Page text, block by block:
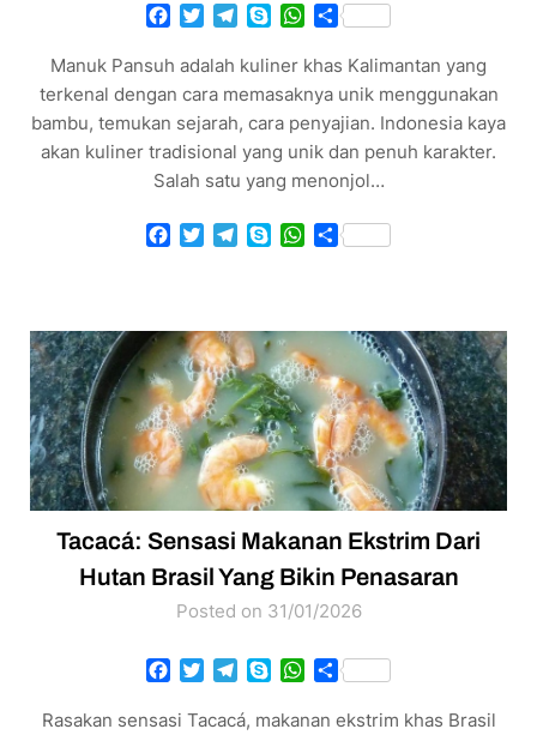
Facebook
TwitterTelegram
SkypeWhatsApp
Share
Manuk Pansuh adalah kuliner khas Kalimantan yang
terkenal dengan cara memasaknya unik menggunakan
bambu, temukan sejarah, cara penyajian. Indonesia kaya
akan kuliner tradisional yang unik dan penuh karakter.
Salah satu yang menonjol…
Facebook
TwitterTelegram
SkypeWhatsApp
Share
Tacacá: Sensasi Makanan Ekstrim Dari
Hutan Brasil Yang Bikin Penasaran
Posted on 31/01/2026
Facebook
TwitterTelegram
SkypeWhatsApp
Share
Rasakan sensasi Tacacá, makanan ekstrim khas Brasil